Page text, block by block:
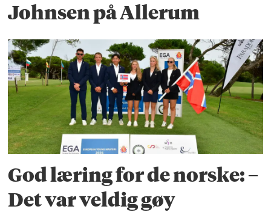
Johnsen på Allerum
God læring for de norske: –
Det var veldig gøy